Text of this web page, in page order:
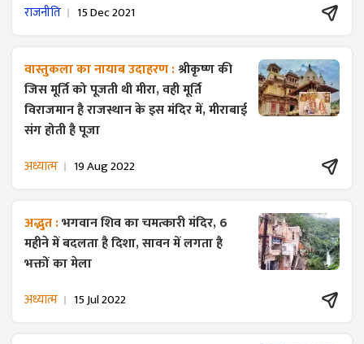
राजनीति 15 Dec 2021
वास्तुकला का नायाब उदाहरण :श्रीकृष्ण की
जिस मूर्ति को पूजती थी मीरा, वही मूर्ति
विराजमान है राजस्थान के इस मंदिर में, मीराबाई
संग होती है पूजा
अध्यात्म 19 Aug 2022
अद्भुत :भगवान शिव का चमत्कारी मंदिर, 6
महीने में बदलता है दिशा, सावन में लगता है
भक्तों का मेला
अध्यात्म 15 Jul 2022